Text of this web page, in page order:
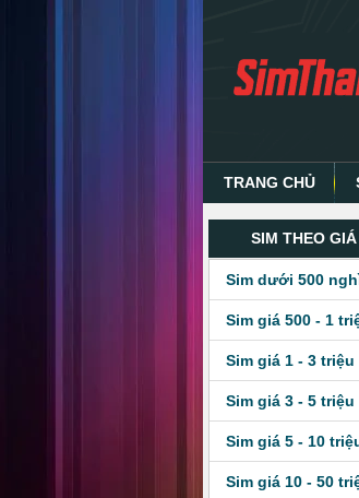
TRANG CHỦ
SIM THEO GIÁ
Sim dưới 500
Sim giá 500 - 1
Sim giá 1 - 3 triệu
Sim giá 3 - 5 triệu
Sim giá 5 - 10
Sim giá 10 - 50